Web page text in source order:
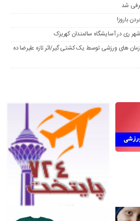
شد
باروز!
ری در آسایشگاه سالمندان کهریزک
های ورزشی توسط یک کشتی گیر/اثر تازه علیرضا ده